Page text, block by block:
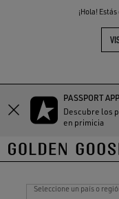
¡Hola!
PASSPORT APP
Descubre los
en primicia
Tiendas
Seleccione un país o